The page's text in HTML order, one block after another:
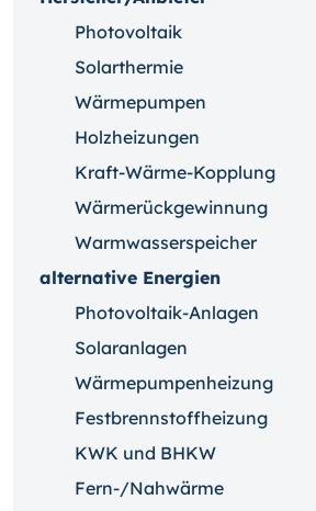
Photovoltaik
Solarthermie
Wärmepumpen
Holzheizungen
Kraft-Wärme-Kopplung
Wärmerückgewinnung
Warmwasserspeicher
alternative Energien
Photovoltaik-Anlagen
Solaranlagen
Wärmepumpenheizung
Festbrennstoffheizung
KWK und BHKW
Fern-/Nahwärme